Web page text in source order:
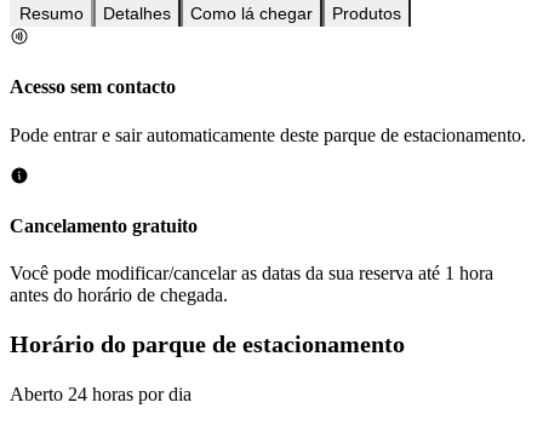
Resumo Detalhes Como lá chegar Produtos
Acesso sem contacto
Pode entrar e sair automaticamente deste parque de estacionamento.
Cancelamento gratuito
Você pode modificar/cancelar as datas da sua reserva até 1 hora
antes do horário de chegada.
Horário do parque de estacionamento
Aberto 24 horas por dia